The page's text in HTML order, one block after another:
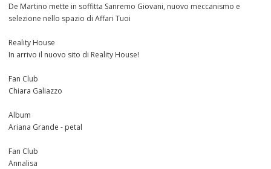
De Martino mette in soffitta Sanremo Giovani, nuovo meccanismo e
selezione nello spazio di Affari Tuoi
Reality House
In arrivo il nuovo sito di Reality House!
Fan Club
Chiara Galiazzo
Album
Ariana Grande - petal
Fan Club
Annalisa